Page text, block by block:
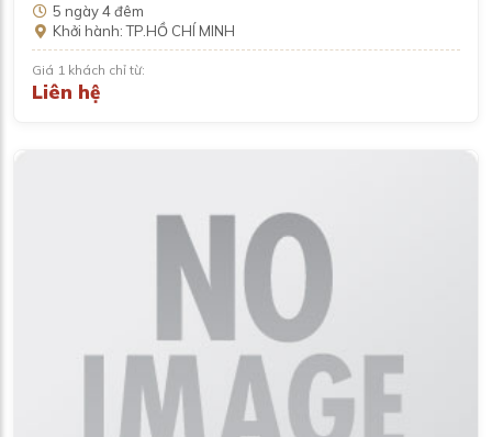
5 ngày 4 đêm
Khởi hành: TP.HỒ CHÍ MINH
Giá 1 khách chỉ từ:
Liên hệ